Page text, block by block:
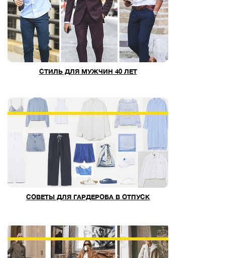
СТИЛЬ ДЛЯ МУЖЧИН 40 ЛЕТ
СОВЕТЫ ДЛЯ ГАРДЕРОБА В ОТПУСК